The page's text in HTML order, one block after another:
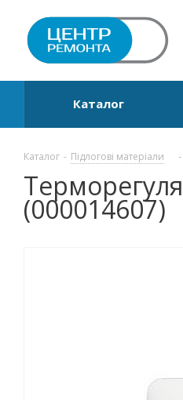
Каталог
Каталог - Підлогові матеріали -
(000014607)